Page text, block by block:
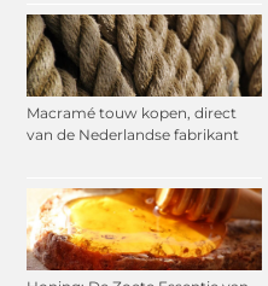
Macramé touw kopen, direct
van de Nederlandse fabrikant